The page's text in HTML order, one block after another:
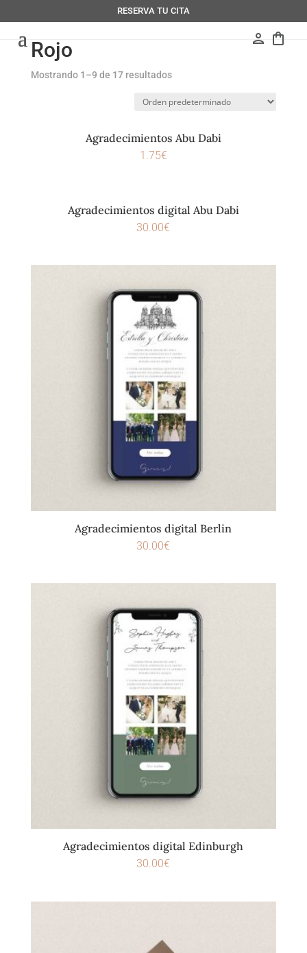
RESERVA TU CITA
person shopping_bag
Rojo
Mostrando 1–9 de 17 resultados
Agradecimientos Abu Dabi
1.75€
Agradecimientos digital Abu Dabi
30.00€
Agradecimientos digital Berlin
30.00€
Agradecimientos digital Edinburgh
30.00€